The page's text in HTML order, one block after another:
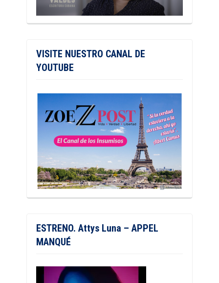
VISITE NUESTRO CANAL DE
YOUTUBE
ESTRENO. Attys Luna – APPEL
MANQUÉ